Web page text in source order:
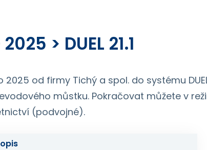
> DUEL 21.1
od firmy Tichý a spol. do systému
můstku. Pokračovat můžete v
(podvojné).